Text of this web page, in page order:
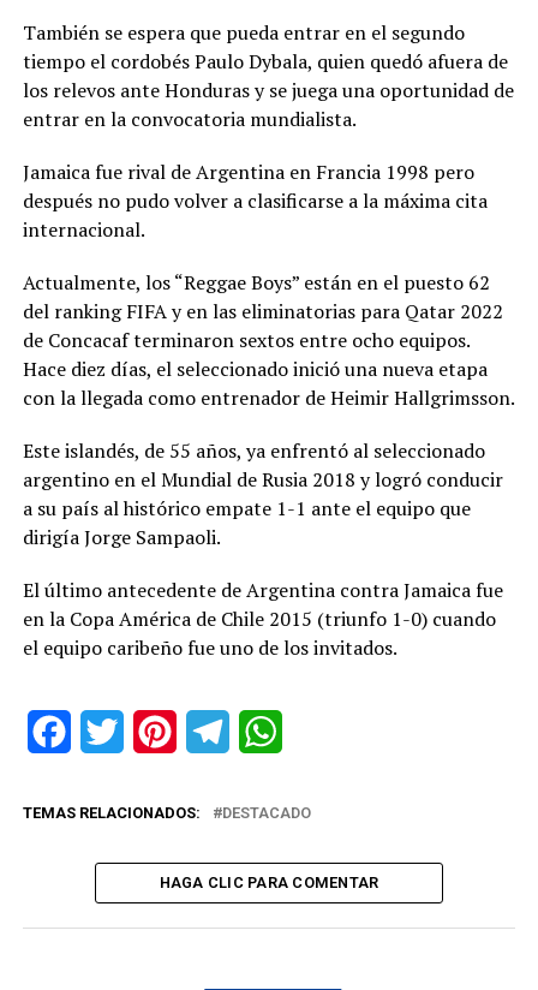
También se espera que pueda entrar en el segundo
tiempo el cordobés Paulo Dybala, quien quedó afuera de
los relevos ante Honduras y se juega una oportunidad de
entrar en la convocatoria mundialista.
Jamaica fue rival de Argentina en Francia 1998 pero
después no pudo volver a clasificarse a la máxima cita
internacional.
Actualmente, los “Reggae Boys” están en el puesto 62
del ranking FIFA y en las eliminatorias para Qatar 2022
de Concacaf terminaron sextos entre ocho equipos.
Hace diez días, el seleccionado inició una nueva etapa
con la llegada como entrenador de Heimir Hallgrimsson.
Este islandés, de 55 años, ya enfrentó al seleccionado
argentino en el Mundial de Rusia 2018 y logró conducir
a su país al histórico empate 1-1 ante el equipo que
dirigía Jorge Sampaoli.
El último antecedente de Argentina contra Jamaica fue
en la Copa América de Chile 2015 (triunfo 1-0) cuando
el equipo caribeño fue uno de los invitados.
FacebookTwitter PinterestTelegram
TEMAS RELACIONADOS: DESTACADO
HAGA CLIC PARA COMENTAR